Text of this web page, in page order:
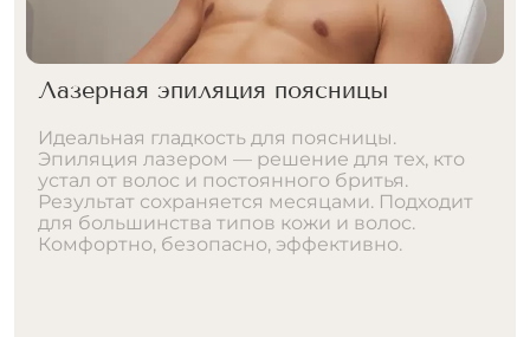
Мужская лазерная эпиляция дорожки
Хотите убрать дорожку на животе или
сделать её тоньше? Лазер решает любую
задачу. Полное удаление или коррекция —
подбираем индивидуально. Без боли,
покраснений и долгого восстановления.